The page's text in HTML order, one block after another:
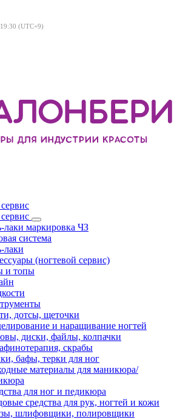
(UTC+9)
лаки маркировка ЧЗ
система
лаки
(ногтевой сервис)
и топы
дотсы, щеточки
и наращивание ногтей
диски, файлы, колпачки
скрабы
бафы, терки для ног
материалы для маникюра/
для ног и педикюра
средства для рук, ногтей и кожи
шлифовщики, полировщики